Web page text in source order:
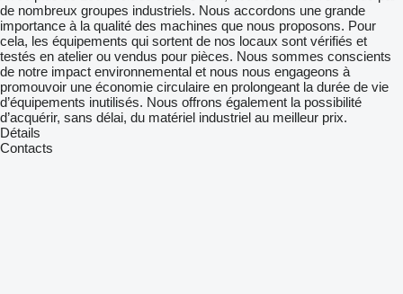
de nombreux groupes industriels. Nous accordons une grande
importance à la qualité des machines que nous proposons. Pour
cela, les équipements qui sortent de nos locaux sont vérifiés et
testés en atelier ou vendus pour pièces. Nous sommes conscients
de notre impact environnemental et nous nous engageons à
promouvoir une économie circulaire en prolongeant la durée de vie
d’équipements inutilisés. Nous offrons également la possibilité
d’acquérir, sans délai, du matériel industriel au meilleur prix.
Détails
Contacts